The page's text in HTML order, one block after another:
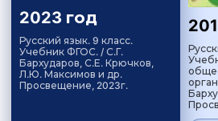
2023 год
Русский язык. 9 класс.
Учебник ФГОС. / С.Г.
Бархударов, С.Е. Крючков,
Л.Ю. Максимов и др.
Просвещение, 2023г.